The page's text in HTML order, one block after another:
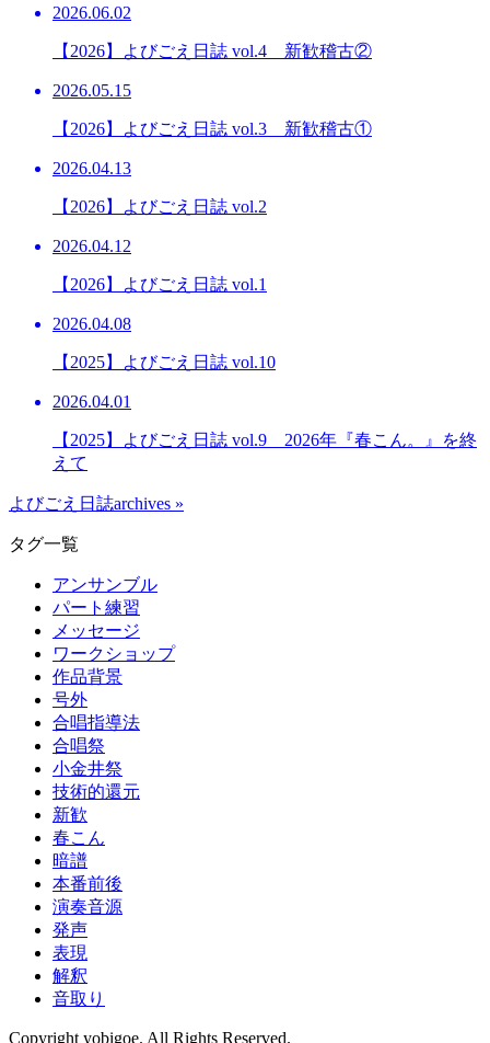
2026.06.02
【2026】よびごえ日誌 vol.4 新歓稽古②
2026.05.15
【2026】よびごえ日誌 vol.3 新歓稽古①
2026.04.13
【2026】よびごえ日誌 vol.2
2026.04.12
【2026】よびごえ日誌 vol.1
2026.04.08
【2025】よびごえ日誌 vol.10
2026.04.01
【2025】よびごえ日誌 vol.9 2026年『春こん。』を終
えて
よびごえ日誌archives »
タグ一覧
アンサンブル
パート練習
メッセージ
ワークショップ
作品背景
号外
合唱指導法
合唱祭
小金井祭
技術的還元
新歓
春こん
暗譜
本番前後
演奏音源
発声
表現
解釈
音取り
Copyright yobigoe. All Rights Reserved.